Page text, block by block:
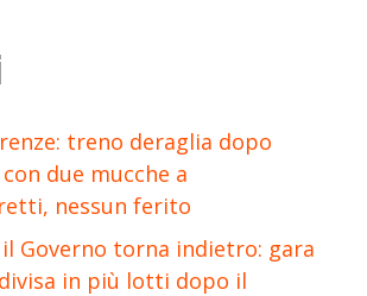
treno deraglia dopo
due mucche a
nessun ferito
Governo torna indietro: gara
in più lotti dopo il